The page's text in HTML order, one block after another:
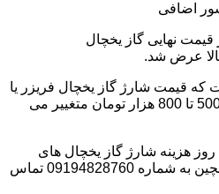
اضافی
قیمت نهایی گاز یخچال
عرض شد.
قیمت شارژ گاز یخچال فریزر یا
ساید بای ساید سامسونگ بین 500 تا 800 هزار تومان متغییر می
هزینه شارژ گاز یخچال های
سامسونگ با نمایندگی مجاز گلچین به شماره 09194828760 تماس